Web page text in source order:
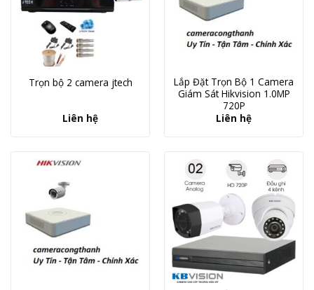
Trọn bộ 2 camera jtech
Liên hệ
Lắp Đặt Trọn Bộ 1 Camera
Giám Sát Hikvision 1.0MP
720P
Liên hệ